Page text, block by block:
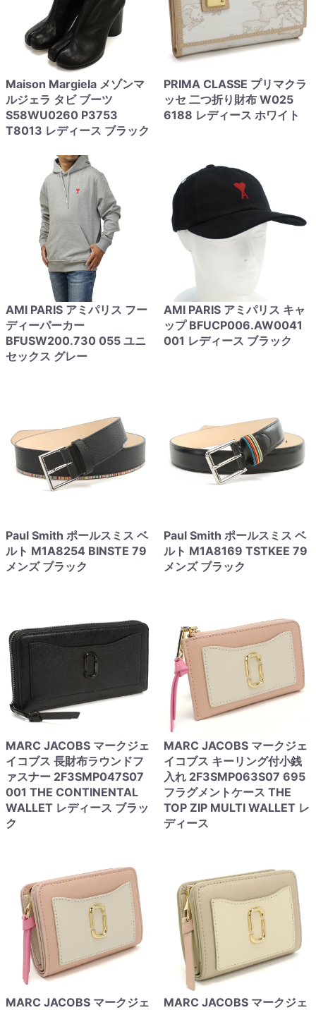
Maison Margiela メゾンマ
ルジェラ タビ ブーツ
S58WU0260 P3753
T8013 レディース ブラック
PRIMA CLASSE プリマクラ
ッセ 二つ折り財布 W025
6188 レディース ホワイト
AMI PARIS アミパリス フー
ディーパーカー
BFUSW200.730 055 ユニ
セックス グレー
AMI PARIS アミパリス キャ
ップ BFUCP006.AW0041
001 レディース ブラック
Paul Smith ポールスミス ベ
ルト M1A8254 BINSTE 79
メンズ ブラック
Paul Smith ポールスミス ベ
ルト M1A8169 TSTKEE 79
メンズ ブラック
MARC JACOBS マークジェ
イコブス 長財布ラウンドフ
ァスナー 2F3SMP047S07
001 THE CONTINENTAL
WALLET レディース ブラッ
ク
MARC JACOBS マークジェ
イコブス キーリング付小銭
入れ 2F3SMP063S07 695
フラグメントケース THE
TOP ZIP MULTI WALLET レ
ディース
MARC JACOBS マークジェ
MARC JACOBS マークジェ